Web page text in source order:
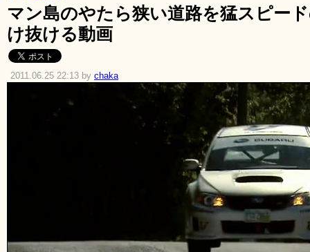
マン島のやたら狭い道路を猛スピー
け抜ける動画
2011.06.25 22:13 by chaka